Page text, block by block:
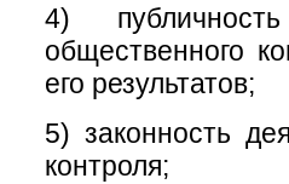
4)
общественного
его результатов;
5) законность
контроля;